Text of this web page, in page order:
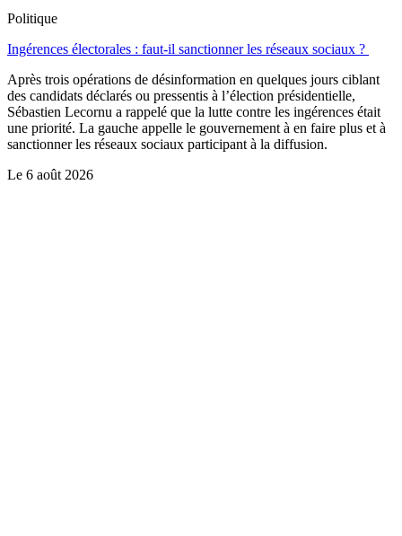
Politique
Ingérences électorales : faut-il sanctionner les réseaux sociaux ?
Après trois opérations de désinformation en quelques jours ciblant
des candidats déclarés ou pressentis à l’élection présidentielle,
Sébastien Lecornu a rappelé que la lutte contre les ingérences était
une priorité. La gauche appelle le gouvernement à en faire plus et à
sanctionner les réseaux sociaux participant à la diffusion.
Le 6 août 2026